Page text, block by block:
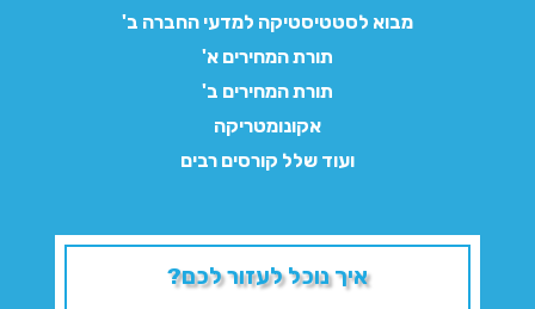
מבוא לסטטיסטיקה למדעי החברה ב'
תורת המחירים א'
תורת המחירים ב'
אקונומטריקה
ועוד שלל קורסים רבים
איך נוכל לעזור לכם?